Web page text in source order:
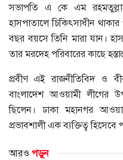
সভাপতি এ কে এম
হাসপাতালে চিকিৎসাধীন
বছর বয়সে তিনি মারা যান।
তার মরদেহ পরিবারের কাছে
প্রবীণ এই রাজনীতিবিদ ও
বাংলাদেশ আওয়ামী লীগের
ছিলেন। ঢাকা মহানগর
প্রভাবশালী এক ব্যক্তিত্ব হিসেবে
আরও পড়ুন